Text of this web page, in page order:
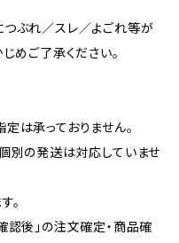
ぶれ／スレ／よごれ等が
めご了承ください。
は承っておりません。
別の発送は対応していませ
。
後」の注文確定・商品確